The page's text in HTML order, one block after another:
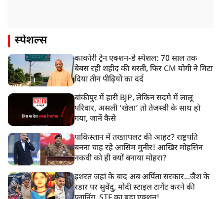
स्पेशल्स
काकोरी ट्रेन एक्शन-डे स्पेशल: 70 साल तक
बेबस रही शहीद की धरती, फिर CM योगी ने मिटा
दिया तीन पीढ़ियों का दर्द
बांकीपुर में हारी BJP, लेकिन सदमे में लालू
परिवार, असली ‘खेला’ तो तेजस्वी के साथ हो
गया, जानें कैसे
पाकिस्तान में तख्तापलट की आहट? राष्ट्रपति
बनना चाह रहे आसिम मुनीर! आखिर मोहसिन
नकवी को ही क्यों बनाया मोहरा?
इशरत जहां के बाद अब अर्पिता सरकार...जैश के
रडार पर सुवेंदु, मोदी स्टाइल टार्गेट करने की